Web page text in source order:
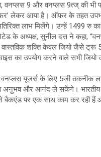
वनप्लस 9 और वनप्लस 9त्ज् की भी
ऑफर’ लेकर आया है। ऑफर के तहत
लाभ मिलेंगे। उन्हें 1499 रु
के अध्यक्ष, सुनील दत्त ने कहा,
शक्ति केवल जियो जैसे ट्रू
का उपयोग करने वाले सभी
वनप्लस यूजर्स के लिए 5जी तकनीक
अनुभव और आनंद ले सकेंगे।
पर एक साथ काम कर रही हैं और